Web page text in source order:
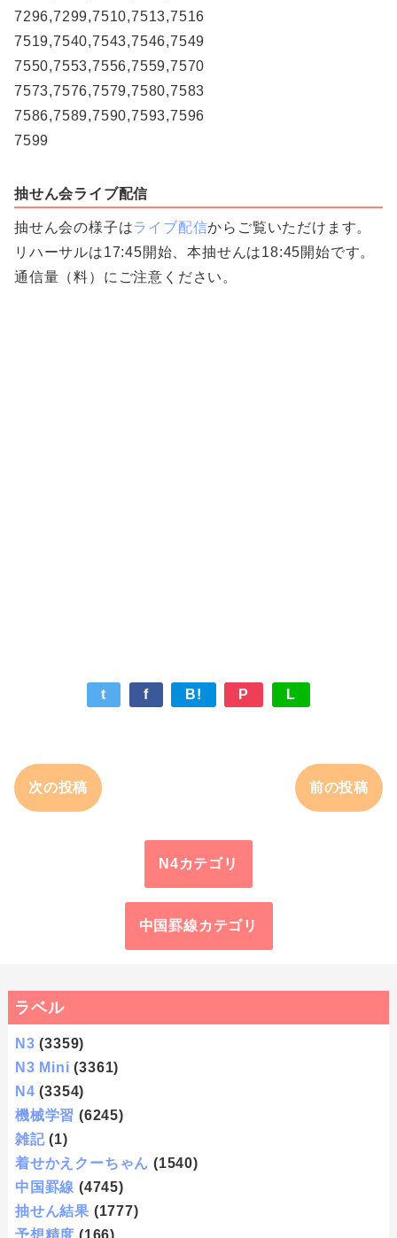
7296,7299,7510,7513,7516
7519,7540,7543,7546,7549
7550,7553,7556,7559,7570
7573,7576,7579,7580,7583
7586,7589,7590,7593,7596
7599
抽せん会ライブ配信
抽せん会の様子はライブ配信からご覧いただけます。
リハーサルは17:45開始、本抽せんは18:45開始です。
通信量（料）にご注意ください。
t f B! P L
次の投稿 前の投稿
N4カテゴリ
中国罫線カテゴリ
ラベル
N3 (3359)
N3 Mini (3361)
N4 (3354)
機械学習 (6245)
雑記 (1)
着せかえクーちゃん (1540)
中国罫線 (4745)
抽せん結果 (1777)
予想精度 (166)